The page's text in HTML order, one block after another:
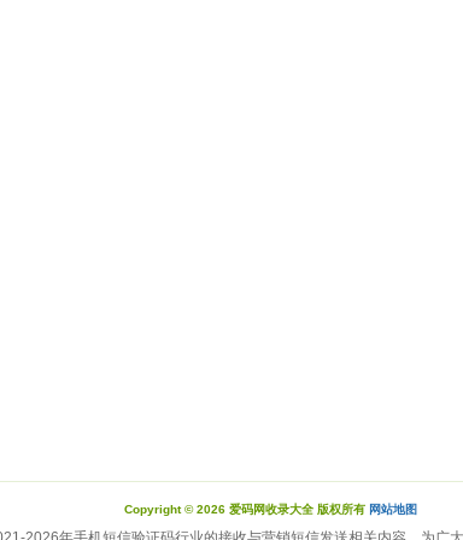
Copyright © 2026 爱码网收录大全 版权所有 网站地图